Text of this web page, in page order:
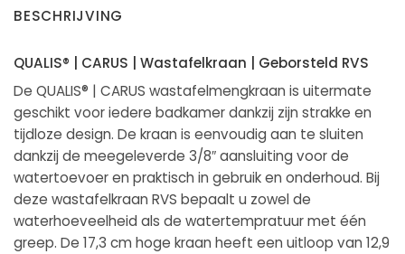
BESCHRIJVING
QUALIS® | CARUS | Wastafelkraan | Geborsteld RVS
De QUALIS® | CARUS wastafelmengkraan is uitermate
geschikt voor iedere badkamer dankzij zijn strakke en
tijdloze design. De kraan is eenvoudig aan te sluiten
dankzij de meegeleverde 3/8″ aansluiting voor de
watertoevoer en praktisch in gebruik en onderhoud. Bij
deze wastafelkraan RVS bepaalt u zowel de
waterhoeveelheid als de watertempratuur met één
greep. De 17,3 cm hoge kraan heeft een uitloop van 12,9